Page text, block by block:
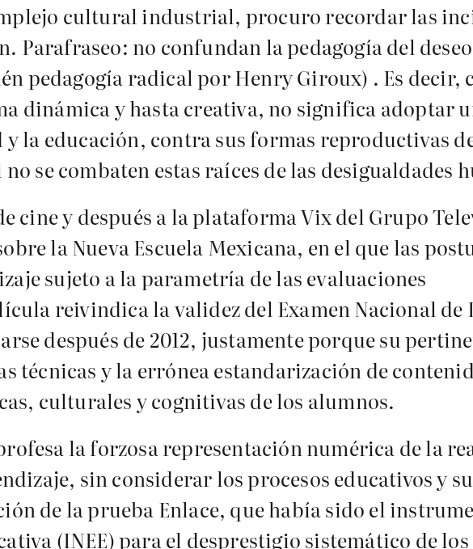
cultural industrial, procuro recordar las
Parafraseo: no confundan la pedagogía del
pedagogía radical por Henry Giroux) . Es decir,
dinámica y hasta creativa, no significa adoptar
la educación, contra sus formas reproductivas
se combaten estas raíces de las desigualdades
cine y después a la plataforma Vix del Grupo
la Nueva Escuela Mexicana, en el que las
sujeto a la parametría de las evaluaciones
reivindica la validez del Examen Nacional de
después de 2012, justamente porque su
técnicas y la errónea estandarización de
culturales y cognitivas de los alumnos.
la forzosa representación numérica de la
sin considerar los procesos educativos y
de la prueba Enlace, que había sido el
(INEE) para el desprestigio sistemático de los